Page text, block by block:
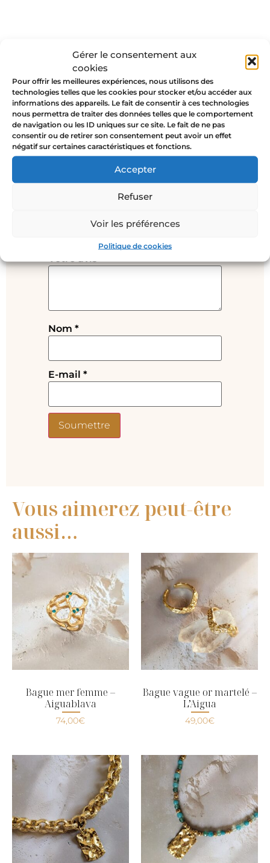
Gérer le consentement aux
cookies
Pour offrir les meilleures expériences, nous utilisons des
technologies telles que les cookies pour stocker et/ou accéder aux
informations des appareils. Le fait de consentir à ces technologies
nous permettra de traiter des données telles que le comportement
de navigation ou les ID uniques sur ce site. Le fait de ne pas
consentir ou de retirer son consentement peut avoir un effet
négatif sur certaines caractéristiques et fonctions.
Accepter
Refuser
Voir les préférences
Politique de cookies
Avis
Il n’y a pas encore d’avis.
Soyez le premier à laisser votre
Les champs obligatoires
Nom *
E-mail *
Vous aimerez peut-être
aussi…
Bague mer femme –
Aiguablava
74,00€
Bague vague or martelé –
L’Aigua
49,00€